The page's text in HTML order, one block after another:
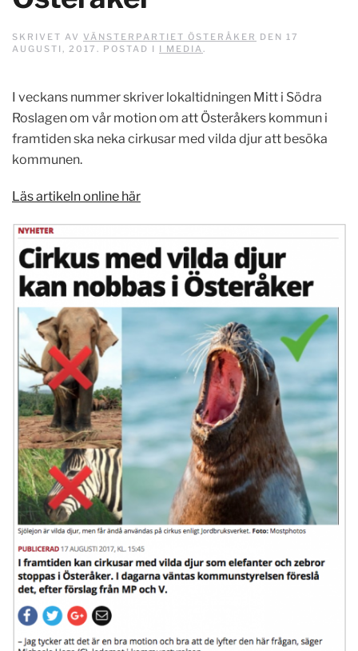
SKRIVET AV VÄNSTERPARTIET ÖSTERÅKER DEN 17
AUGUSTI, 2017 . POSTAD I I MEDIA .
I veckans nummer skriver lokaltidningen Mitt i Södra
Roslagen om vår motion om att Österåkers kommun i
framtiden ska neka cirkusar med vilda djur att besöka
kommunen.
Läs artikeln online här